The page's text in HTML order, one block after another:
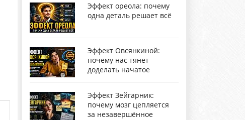
Эффект ореола: почему
одна деталь решает всё
Эффект Овсянкиной:
почему нас тянет
доделать начатое
Эффект Зейгарник:
почему мозг цепляется
за незавершённое